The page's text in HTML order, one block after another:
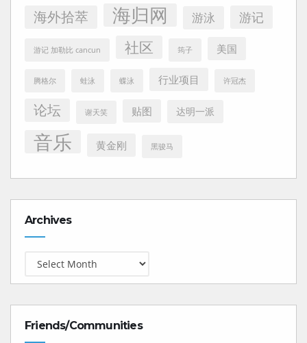
海外拾萃 海归网 游泳 游记
游记 加勒比 cancun 社区 筠子 美国
腾格尔 蛙泳 蝶泳 行业项目 许冠杰
论坛 谢天笑 贴图 达明一派
音乐 黄金刚 黑骏马
Archives
Friends/Communities